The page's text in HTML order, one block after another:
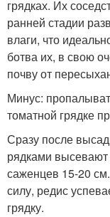
грядках. Их
ранней стадии
влаги, что
ботва их, в свою
почву от
Минус:
томатной грядке
Сразу после
рядками высевают
саженцев 15-20
силу, редис
грядку.